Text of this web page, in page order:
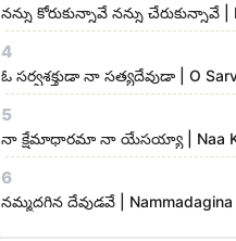
a
r
t
i
t
s
a
నన్ను కోరుకున్నావే నన్ను చేరుకున్నావే
4
ఓ సర్వశక్తుడా నా సత్యదేవుడా | O
5
నా క్షేమాధారమా నా యేసయ్యా | Naa
6
నమ్మదగిన దేవుడవే | Nammadagina